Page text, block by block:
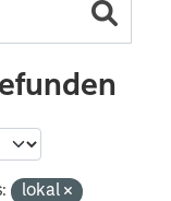
lokal